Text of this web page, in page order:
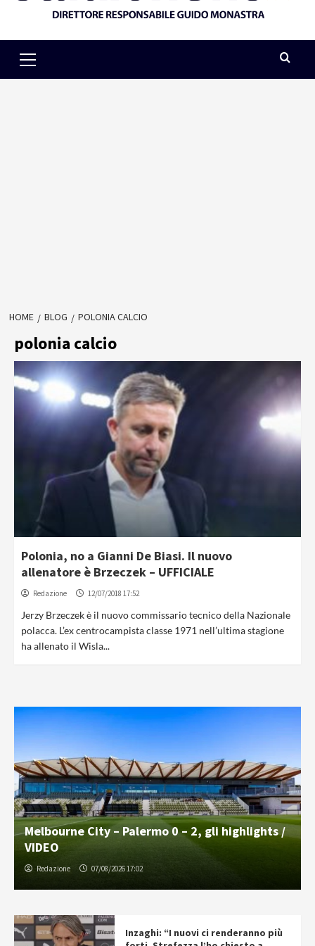
Menu
HOME BLOG POLONIA CALCIO
polonia calcio
Polonia, no a Gianni De Biasi. Il nuovo
allenatore è Brzeczek – UFFICIALE
Redazione 12/07/2018 17:52
Jerzy Brzeczek è il nuovo commissario tecnico della Nazionale
polacca. L’ex centrocampista classe 1971 nell’ultima stagione
ha allenato il Wisla...
Melbourne City – Palermo 0 – 2, gli highlights /
VIDEO
Redazione 07/08/2026 17:02
Inzaghi: “I nuovi ci renderanno più